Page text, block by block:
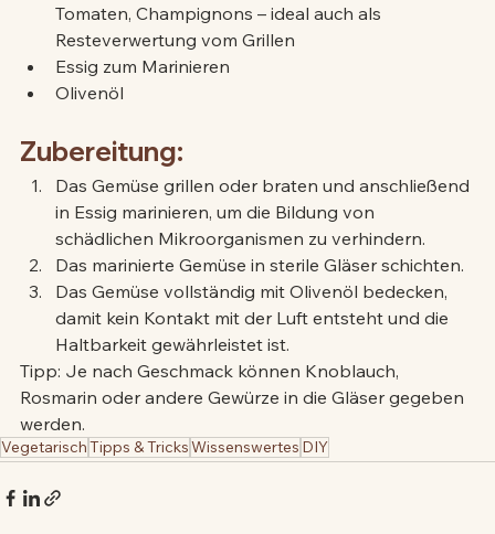
Tomaten, Champignons – ideal auch als
Resteverwertung vom Grillen
Essig zum Marinieren
Olivenöl
Zubereitung:
Das Gemüse grillen oder braten und anschließend
in Essig marinieren, um die Bildung von
schädlichen Mikroorganismen zu verhindern.
Das marinierte Gemüse in sterile Gläser schichten.
Das Gemüse vollständig mit Olivenöl bedecken,
damit kein Kontakt mit der Luft entsteht und die
Haltbarkeit gewährleistet ist.
Tipp: Je nach Geschmack können Knoblauch,
Rosmarin oder andere Gewürze in die Gläser gegeben
werden.
VegetarischTipps & TricksWissenswertes DIY